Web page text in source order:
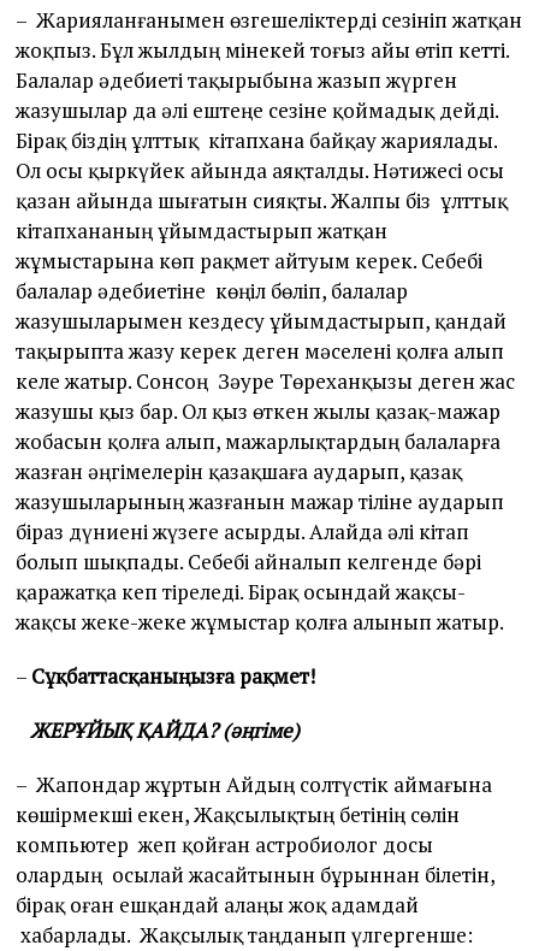
– Жарияланғанымен өзгешеліктерді сезініп жатқан
жоқпыз. Бұл жылдың мінекей тоғыз айы өтіп кетті.
Балалар әдебиеті тақырыбына жазып жүрген
жазушылар да әлі ештеңе сезіне қоймадық дейді.
Бірақ біздің ұлттық кітапхана байқау жариялады.
Ол осы қыркүйек айында аяқталды. Нәтижесі осы
қазан айында шығатын сияқты. Жалпы біз ұлттық
кітапхананың ұйымдастырып жатқан
жұмыстарына көп рақмет айтуым керек. Себебі
балалар әдебиетіне көңіл бөліп, балалар
жазушыларымен кездесу ұйымдастырып, қандай
тақырыпта жазу керек деген мәселені қолға алып
келе жатыр. Сонсоң Зәуре Төреханқызы деген жас
жазушы қыз бар. Ол қыз өткен жылы қазақ-мажар
жобасын қолға алып, мажарлықтардың балаларға
жазған әңгімелерін қазақшаға аударып, қазақ
жазушыларының жазғанын мажар тіліне аударып
біраз дүниені жүзеге асырды. Алайда әлі кітап
болып шықпады. Себебі айналып келгенде бәрі
қаражатқа кеп тіреледі. Бірақ осындай жақсы-
жақсы жеке-жеке жұмыстар қолға алынып жатыр.
– Сұқбаттасқаныңызға рақмет!
ЖЕРҰЙЫҚ ҚАЙДА? (әңгіме)
– Жапондар жұртын Айдың солтүстік аймағына
көшірмекші екен, Жақсылықтың бетінің сөлін
компьютер жеп қойған астробиолог досы
олардың осылай жасайтынын бұрыннан білетін,
бірақ оған ешқандай алаңы жоқ адамдай
хабарлады. Жақсылық таңданып үлгергенше: